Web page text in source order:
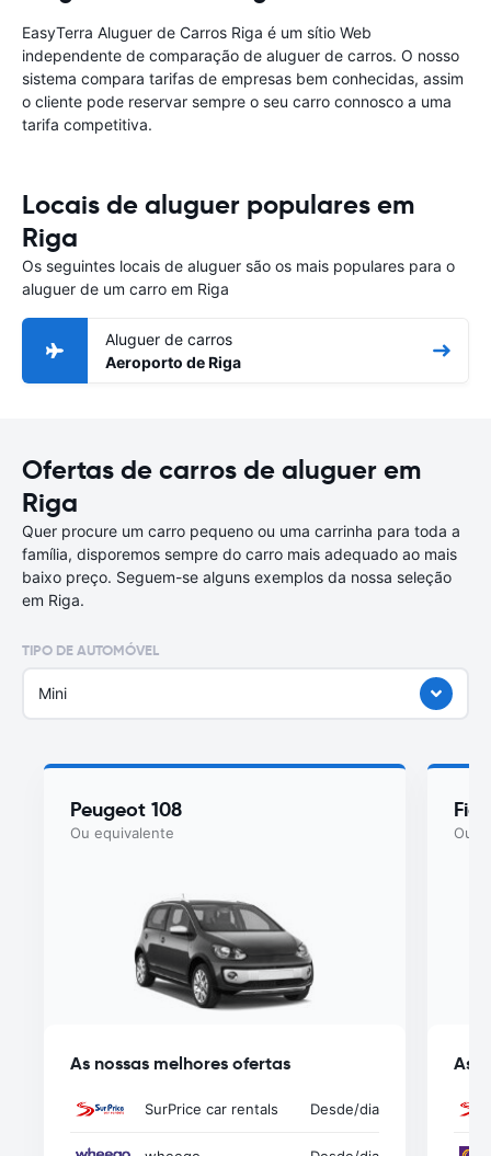
EasyTerra Aluguer de Carros Riga é um sítio Web
independente de comparação de aluguer de carros. O nosso
sistema compara tarifas de empresas bem conhecidas, assim
o cliente pode reservar sempre o seu carro connosco a uma
tarifa competitiva.
Locais de aluguer populares em
Riga
Os seguintes locais de aluguer são os mais populares para o
aluguer de um carro em Riga
Aluguer de carros
Aeroporto de Riga
Ofertas de carros de aluguer em
Riga
Quer procure um carro pequeno ou uma carrinha para toda a
família, disporemos sempre do carro mais adequado ao mais
baixo preço. Seguem-se alguns exemplos da nossa seleção
em Riga.
TIPO DE AUTOMÓVEL
Mini
Peugeot 108
Ou equivalente
As nossas melhores ofertas
SurPrice car rentals Desde/dia
Ou
As